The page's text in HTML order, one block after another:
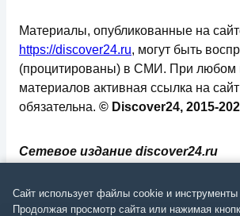
Сетевое издание discover24.ru
надзору в сфере связи,
технологий и массовых
Материалы, опубликованные на
https://discover24.ru, могут быть
(процитированы) в СМИ. При любом
материалов активная ссылка на сайт
обязательна. © Discover24, 2015-
Сайт использует файлы cookie и инструменты
Продолжая просмотр сайта или нажимая